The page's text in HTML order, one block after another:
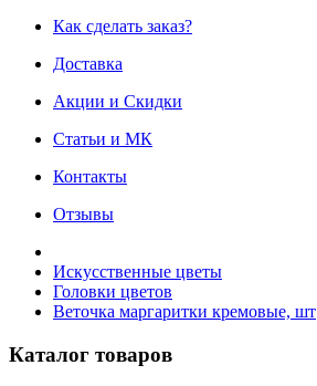
Как сделать заказ?
Доставка
Акции и Скидки
Статьи и МК
Контакты
Отзывы
Искусственные цветы
Головки цветов
Веточка маргаритки кремовые, шт
Каталог товаров